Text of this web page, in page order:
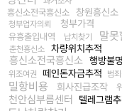
흥신소전국흥신소 창원흥신소
청부업자의뢰 청부가격
유흥출입내역 납치찾기 말못
춘천흥신소 차량위치추적
흥신소전국흥신소 행방불
위조여권 떼인돈자금추적 범
밀항비용 회사진급조작
천안심부름센터 텔레그램